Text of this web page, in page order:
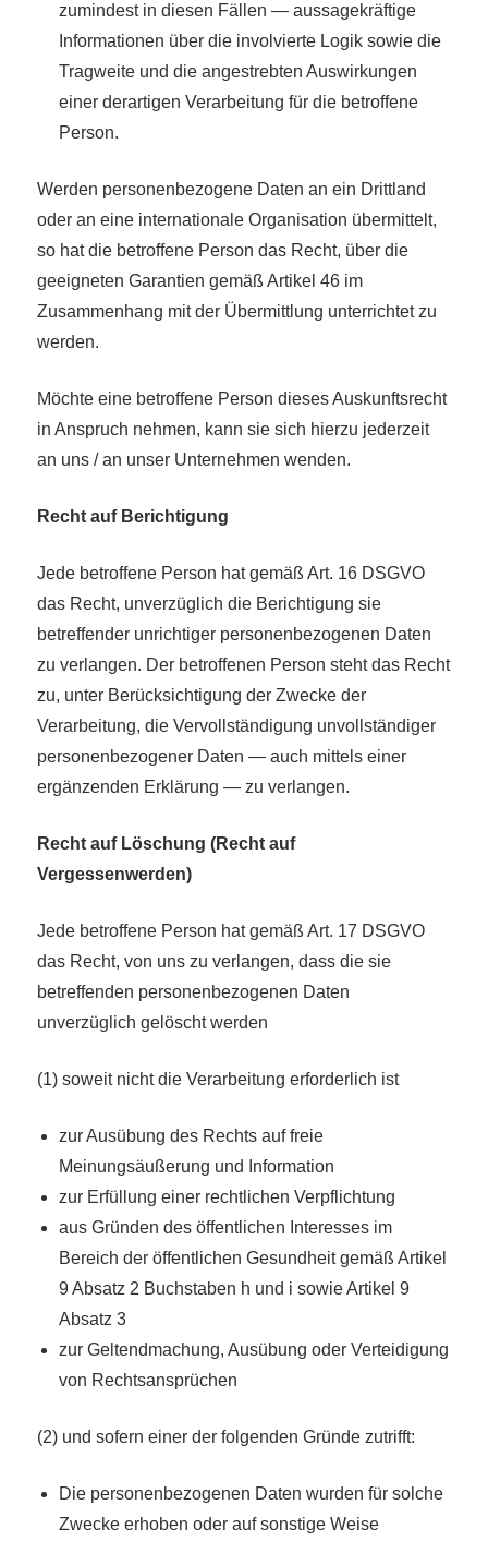
zumindest in diesen Fällen — aussagekräftige
Informationen über die involvierte Logik sowie die
Tragweite und die angestrebten Auswirkungen
einer derartigen Verarbeitung für die betroffene
Person.
Werden personenbezogene Daten an ein Drittland
oder an eine internationale Organisation übermittelt,
so hat die betroffene Person das Recht, über die
geeigneten Garantien gemäß Artikel 46 im
Zusammenhang mit der Übermittlung unterrichtet zu
werden.
Möchte eine betroffene Person dieses Auskunftsrecht
in Anspruch nehmen, kann sie sich hierzu jederzeit
an uns / an unser Unternehmen wenden.
Recht auf Berichtigung
Jede betroffene Person hat gemäß Art. 16 DSGVO
das Recht, unverzüglich die Berichtigung sie
betreffender unrichtiger personenbezogenen Daten
zu verlangen. Der betroffenen Person steht das Recht
zu, unter Berücksichtigung der Zwecke der
Verarbeitung, die Vervollständigung unvollständiger
personenbezogener Daten — auch mittels einer
ergänzenden Erklärung — zu verlangen.
Recht auf Löschung (Recht auf
Vergessenwerden)
Jede betroffene Person hat gemäß Art. 17 DSGVO
das Recht, von uns zu verlangen, dass die sie
betreffenden personenbezogenen Daten
unverzüglich gelöscht werden
(1) soweit nicht die Verarbeitung erforderlich ist
zur Ausübung des Rechts auf freie
Meinungsäußerung und Information
zur Erfüllung einer rechtlichen Verpflichtung
aus Gründen des öffentlichen Interesses im
Bereich der öffentlichen Gesundheit gemäß Artikel
9 Absatz 2 Buchstaben h und i sowie Artikel 9
Absatz 3
zur Geltendmachung, Ausübung oder Verteidigung
von Rechtsansprüchen
(2) und sofern einer der folgenden Gründe zutrifft:
Die personenbezogenen Daten wurden für solche
Zwecke erhoben oder auf sonstige Weise